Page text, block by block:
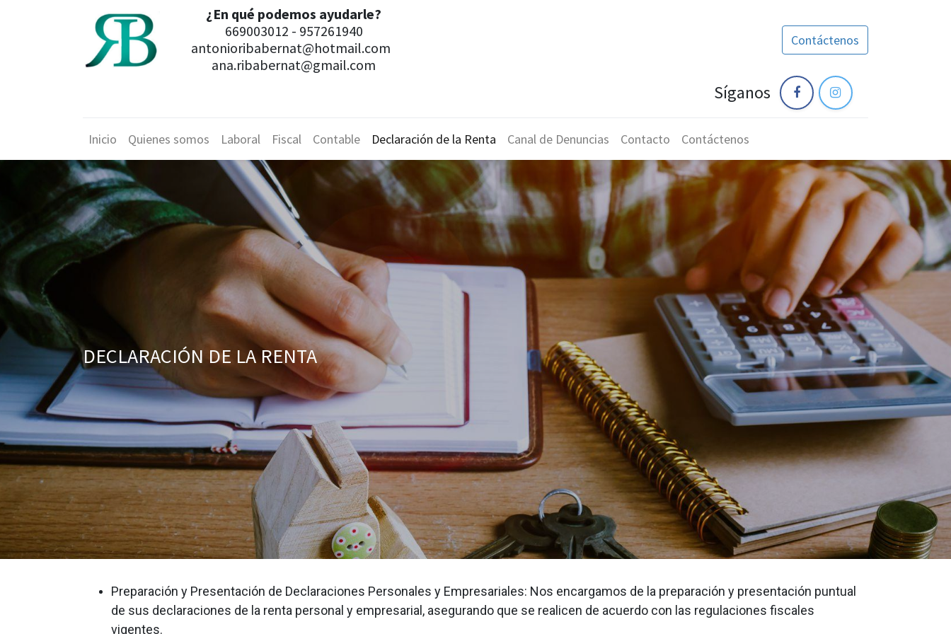
¿En qué podemos ayudarle?
669003012 - 957261940
antonioribabernat@hotmail.com
ana.ribabernat@gmail.com
Contáctenos
Síganos
Inicio Quienes somos Laboral Fiscal Contable Declaración de la Renta Canal de Denuncias Contacto Contáctenos
DECLARACIÓN DE LA RENTA
Preparación y Presentación de Declaraciones Personales y Empresariales: Nos encargamos de la preparación y presentación puntual
de sus declaraciones de la renta personal y empresarial, asegurando que se realicen de acuerdo con las regulaciones fiscales
vigentes.